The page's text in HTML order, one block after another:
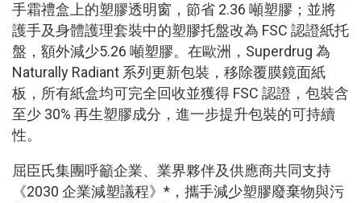
手霜禮盒上的塑膠透明窗，節省 2.36 噸塑膠；並將
護手及身體護理套裝中的塑膠托盤改為 FSC 認證紙托
盤，額外減少5.26 噸塑膠。在歐洲，Superdrug 為
Naturally Radiant 系列更新包裝，移除覆膜鏡面紙
板，所有紙盒均可完全回收並獲得 FSC 認證，包裝含
至少 30% 再生塑膠成分，進一步提升包裝的可持續
性。
屈臣氏集團呼籲企業、業界夥伴及供應商共同支持
《2030 企業減塑議程》*，攜手減少塑膠廢棄物與污